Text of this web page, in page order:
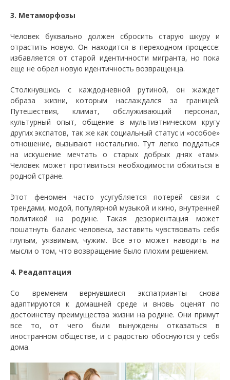
3. Метаморфозы
Человек буквально должен сбросить старую шкуру и
отрастить новую. Он находится в переходном процессе:
избавляется от старой идентичности мигранта, но пока
еще не обрел новую идентичность возвращенца.
Столкнувшись с каждодневной рутиной, он жаждет
образа жизни, которым наслаждался за границей.
Путешествия, климат, обслуживающий персонал,
культурный опыт, общение в мультиэтническом кругу
других экспатов, так же как социальный статус и «особое»
отношение, вызывают ностальгию. Тут легко поддаться
на искушение мечтать о старых добрых днях «там».
Человек может противиться необходимости обжиться в
родной стране.
Этот феномен часто усугубляется потерей связи с
трендами, модой, популярной музыкой и кино, внутренней
политикой на родине. Такая дезориентация может
пошатнуть баланс человека, заставить чувствовать себя
глупым, уязвимым, чужим. Все это может наводить на
мысли о том, что возвращение было плохим решением.
4. Реадаптация
Со временем вернувшиеся экспатрианты снова
адаптируются к домашней среде и вновь оценят по
достоинству преимущества жизни на родине. Они примут
все то, от чего были вынуждены отказаться в
иностранном обществе, и с радостью обоснуются у себя
дома.